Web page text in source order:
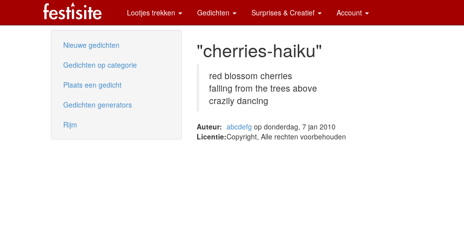
Lootjes trekken Gedichten Surprises & Creatief Account
Nieuwe gedichten
Gedichten op categorie
Plaats een gedicht
Gedichten generators
Rijm
"cherries-haiku"
red blossom cherries
falling from the trees above
crazily dancing
Auteur: abcdefg op donderdag, 7 jan 2010
Licentie:Copyright, Alle rechten voorbehouden